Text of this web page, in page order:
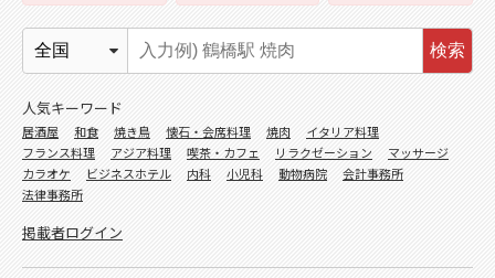
検索
人気キーワード
居酒屋 和食 焼き鳥 懐石・会席料理 焼肉
イタリア料理
フランス料理
アジア料理 喫茶・カフェ リラクゼーション
マッサージ
カラオケ
ビジネスホテル 内科 小児科 動物病院
会計事務所
法律事務所
掲載者ログイン